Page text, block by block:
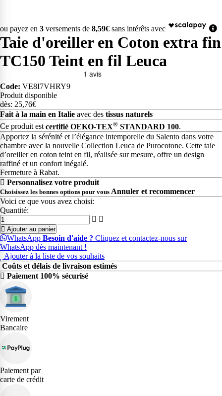
ou payez en 3 versements de 8,59€ sans intérêts avec
Taie d'oreiller en Coton extra fin
TC150 Teint en fil Leuca
Code: VE8I7VHRY9
Produit disponible
dès: 25,76€
Fait à la main en Italie avec des tissus naturels
Ce produit estcertifié OEKO-TEX® STANDARD 100.
Apportez la sérénité et l’élégance intemporelle du Salento dans votre
chambre avec la nouvelle Collection Leuca de Purocotone. Cette taie
d’oreiller en coton teint en fil, réalisée sur mesure, offre un design
raffiné et un confort inégalé.
Fermeture à Rabat.
Personnalisez votre produit
Choisissez les bonnes options pour vous Annuler et recommencer
Voici ce que vous avez choisi:
Quantité:
Ajouter au panier
WhatsApp Besoin d'aide ? Cliquez et contactez-nous sur
WhatsApp dès maintenant !
Ajouter à la liste de vos souhaits
Coûts et délais de livraison estimés
Paiement 100% sécurisé
Virement
Bancaire
Paiement par
carte de crédit